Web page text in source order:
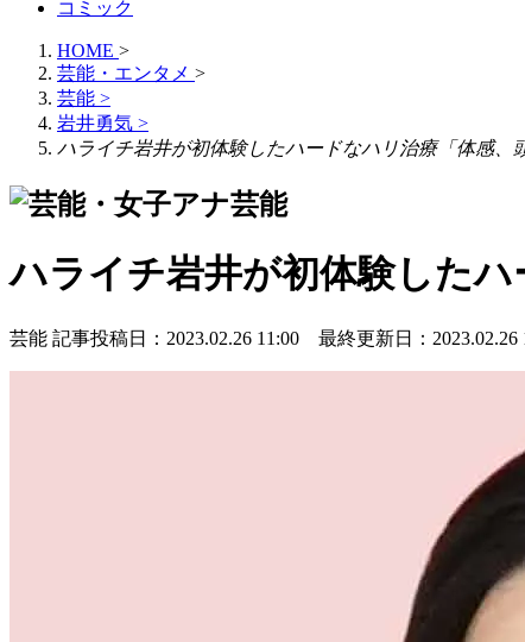
コミック
HOME >
芸能・エンタメ >
芸能 >
岩井勇気 >
ハライチ岩井が初体験したハードなハリ治療「体感、
芸能
ハライチ岩井が初体験した
芸能 記事投稿日：2023.02.26 11:00 最終更新日：2023.02.26